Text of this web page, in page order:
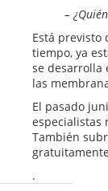
–
Está previsto
tiempo, ya
se desarrolla
las
El pasado
especialistas
También
.